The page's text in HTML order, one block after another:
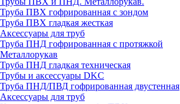
Труба ПВХ гофрированная с зондом
Труба ПВХ гладкая жесткая
Аксессуары для труб
Труба ПНД гофрированная с протяжкой
Металлорукав
Труба ПНД гладкая техническая
Трубы и аксессуары DKC
Труба ПНД/ПВД гофрированная двустенная
Аксессуары для труб